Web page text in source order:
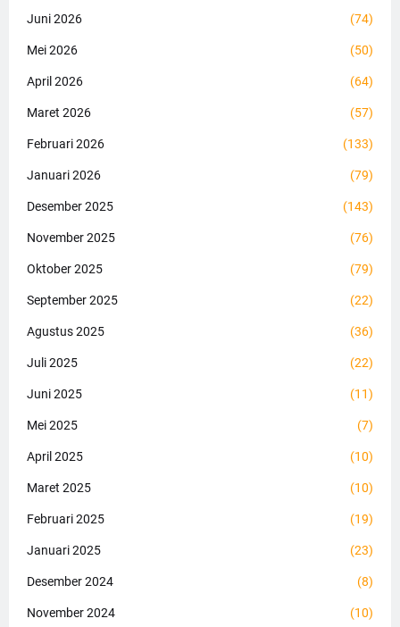
Juni 2026 (74)
Mei 2026 (50)
April 2026 (64)
Maret 2026 (57)
Februari 2026 (133)
Januari 2026 (79)
Desember 2025 (143)
November 2025 (76)
Oktober 2025 (79)
September 2025 (22)
Agustus 2025 (36)
Juli 2025 (22)
Juni 2025 (11)
Mei 2025 (7)
April 2025 (10)
Maret 2025 (10)
Februari 2025 (19)
Januari 2025 (23)
Desember 2024 (8)
November 2024 (10)